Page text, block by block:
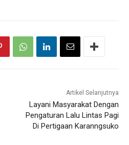
Artikel Selanjutnya
Layani Masyarakat Dengan
Pengaturan Lalu Lintas Pagi
Di Pertigaan Karanngsuko